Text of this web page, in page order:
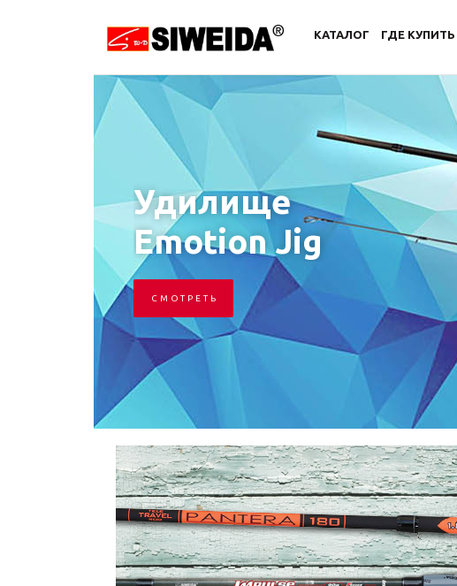
КАТАЛОГ ГДЕ КУПИТЬ
Удилище
Emotion Jig
С М О Т Р Е Т Ь